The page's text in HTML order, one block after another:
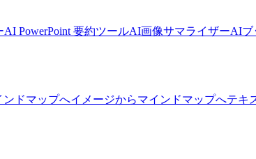
AI PowerPoint 要約ツールAI画像サマライザーAIブ
ンドマップへイメージからマインドマップへテキ